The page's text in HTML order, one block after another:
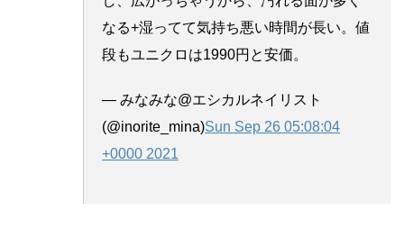
なる+湿ってて気持ち悪い時間が長い。値
段もユニクロは1990円と安価。
— みなみな@エシカルネイリスト
(@inorite_mina)Sun Sep 26 05:08:04
+0000 2021